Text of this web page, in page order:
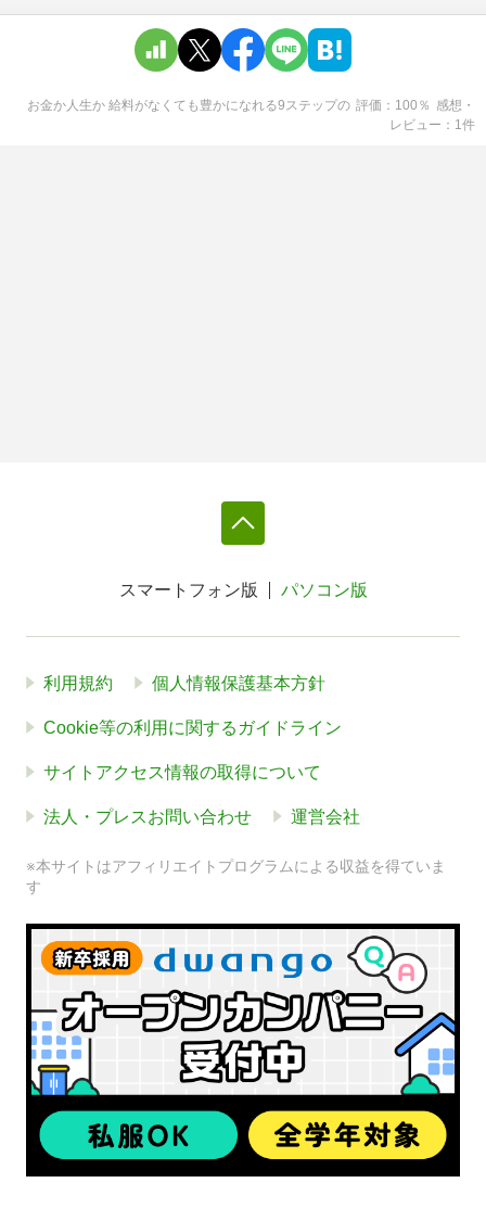
お金か人生か 給料がなくても豊かになれる9ステップの 評価 100 ％ 感想・
レビュー
1 件
スマートフォン版 パソコン版
利用規約 個人情報保護基本方針
Cookie等の利用に関するガイドライン
サイトアクセス情報の取得について
法人・プレスお問い合わせ 運営会社
※本サイトはアフィリエイトプログラムによる収益を得ていま
す